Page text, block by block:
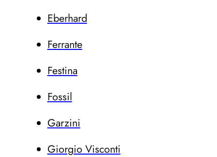
Eberhard
Ferrante
Festina
Fossil
Garzini
Giorgio Visconti